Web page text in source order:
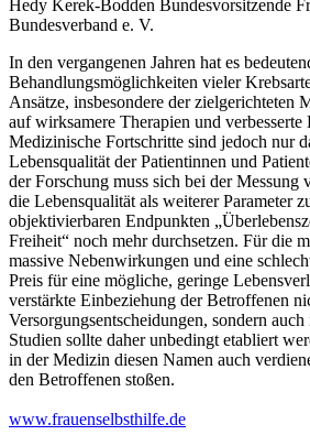
Hedy Kerek-Bodden Bundesvorsitzende
Bundesverband e. V.
In den vergangenen Jahren hat es
Behandlungsmöglichkeiten vieler
Ansätze, insbesondere der zielgerichteten
auf wirksamere Therapien und verbesserte
Medizinische Fortschritte sind jedoch nur
Lebensqualität der Patientinnen und
der Forschung muss sich bei der Messung
die Lebensqualität als weiterer Parameter
objektivierbaren Endpunkten
Freiheit“ noch mehr durchsetzen. Für die
massive Nebenwirkungen und eine
Preis für eine mögliche, geringe
verstärkte Einbeziehung der Betroffenen
Versorgungsentscheidungen, sondern
Studien sollte daher unbedingt etabliert
in der Medizin diesen Namen auch
den Betroffenen stoßen.
www.frauenselbsthilfe.de